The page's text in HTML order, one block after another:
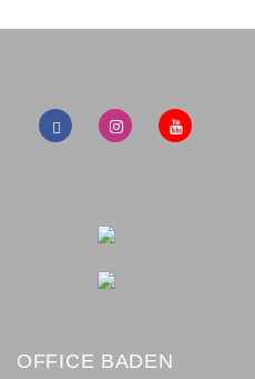
OFFICE BADEN